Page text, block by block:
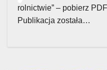
rolnictwie” – pobierz
Publikacja została…